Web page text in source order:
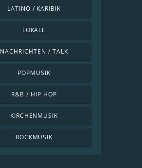
LATINO / KARIBIK
LOKALE
NACHRICHTEN / TALK
POPMUSIK
R&B / HIP HOP
KIRCHENMUSIK
ROCKMUSIK